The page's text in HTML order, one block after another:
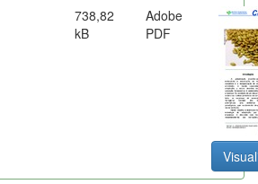
738,82
kB
Adobe
PDF